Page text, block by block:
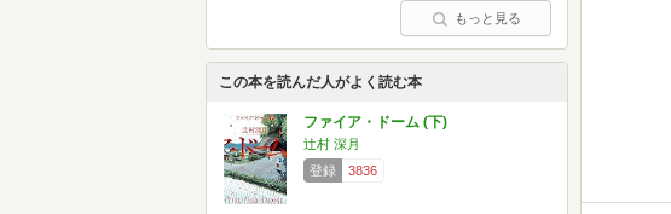
もっと見る
この本を読んだ人がよく読む本
ファイア・ドーム (下)
辻村 深月
登録
3836